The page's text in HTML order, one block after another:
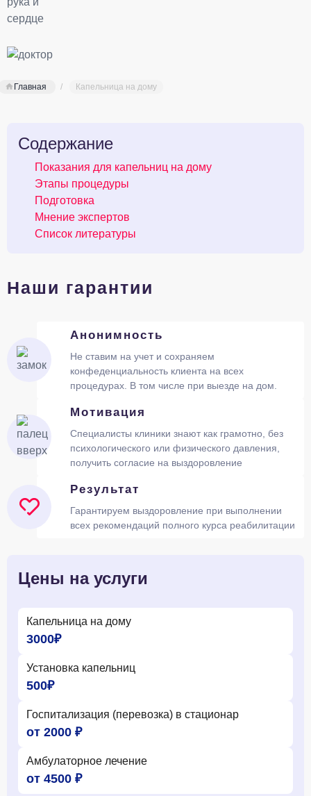
Главная Капельница на дому
Содержание
Показания для капельниц на дому
Этапы процедуры
Подготовка
Мнение экспертов
Список литературы
Наши гарантии
Анонимность
Не ставим на учет и сохраняем
конфеденциальность клиента на всех
процедурах. В том числе при выезде на дом.
Мотивация
Специалисты клиники знают как грамотно, без
психологического или физического давления,
получить согласие на выздоровление
Результат
Гарантируем выздоровление при выполнении
всех рекомендаций полного курса реабилитации
Цены на услуги
Капельница на дому
3000₽
Установка капельниц
500₽
Госпитализация (перевозка) в стационар
от 2000 ₽
Амбулаторное лечение
от 4500 ₽